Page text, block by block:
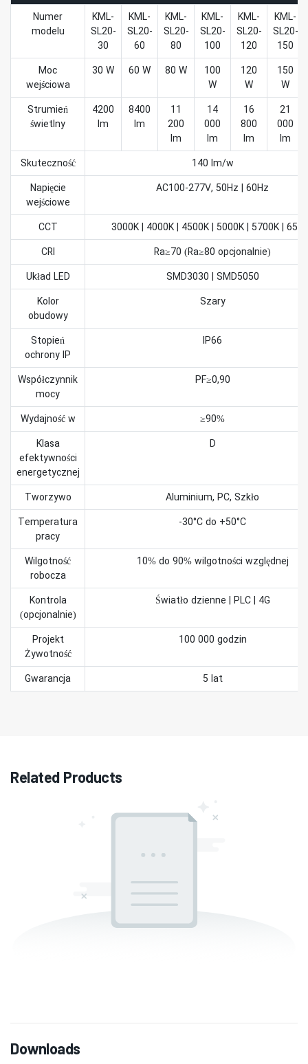
Numer
modelu
KML-
SL20-
30
KML-
SL20-
60
KML-
SL20-
80
KML-
SL20-
100
KML-
SL20-
120
KML-
SL20-
150
Moc
wejściowa
30 W 60 W 80 W
100
W
120
W
150
W
Strumień
świetlny
4200
lm
8400
lm
11
200
lm
14
000
lm
16
800
lm
21
000
lm
Skuteczność
140 lm/w
Napięcie
wejściowe
AC100-277V, 50Hz | 60Hz
CCT
3000K | 4000K | 4500K | 5000K | 5700K |
CRI
Ra≥70 (Ra≥80 opcjonalnie)
Układ LED
SMD3030 | SMD5050
Kolor
obudowy
Szary
Stopień
ochrony IP
IP66
Współczynnik
mocy
PF≥0,90
Wydajność w
≥90%
Klasa
efektywności
energetycznej
D
Tworzywo
Aluminium, PC, Szkło
Temperatura
pracy
-30°C do +50°C
Wilgotność
robocza
10% do 90% wilgotności względnej
Kontrola
(opcjonalnie)
Światło dzienne | PLC | 4G
Projekt
Żywotność
100 000 godzin
Gwarancja 5 lat
Related Products
Downloads